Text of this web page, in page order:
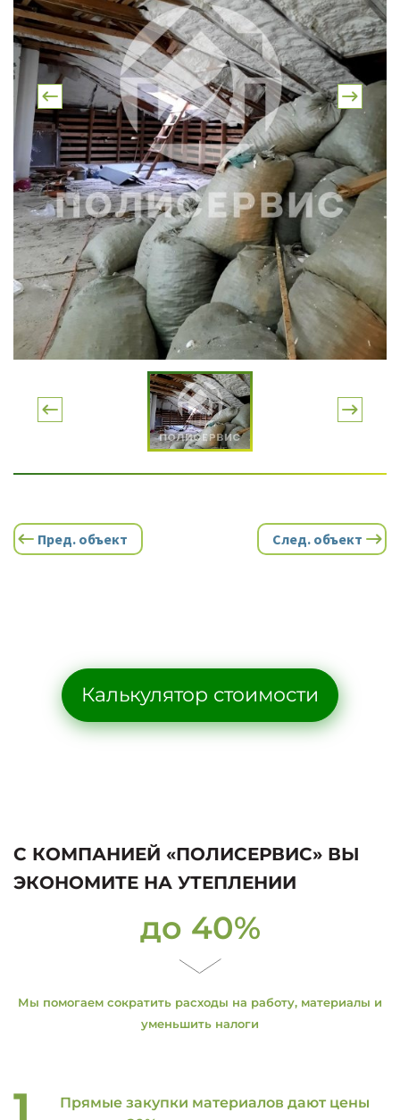
Пред. объект След. объект
Калькулятор стоимости
С КОМПАНИЕЙ «ПОЛИСЕРВИС» ВЫ
ЭКОНОМИТЕ НА УТЕПЛЕНИИ
до 40%
Мы помогаем сократить расходы на работу, материалы и
уменьшить налоги
Прямые закупки материалов дают цены